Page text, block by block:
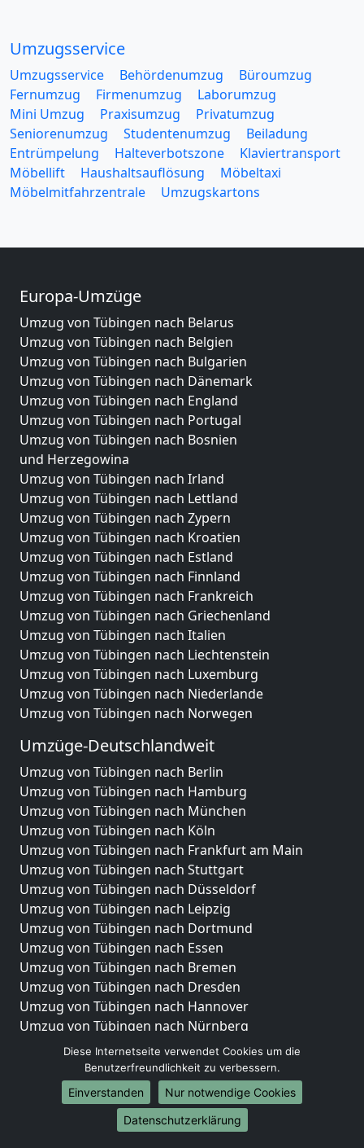
Umzugsservice
Umzugsservice Behördenumzug
Büroumzug
Fernumzug
Firmenumzug
Laborumzug
Mini Umzug
Praxisumzug
Privatumzug
Seniorenumzug
Studentenumzug
Beiladung
Entrümpelung
Halteverbotszone
Klaviertransport
Möbellift
Haushaltsauflösung
Möbeltaxi
Möbelmitfahrzentrale
Umzugskartons
Europa-Umzüge
Umzug von Tübingen nach Belarus
Umzug von Tübingen nach Belgien
Umzug von Tübingen nach Bulgarien
Umzug von Tübingen nach Dänemark
Umzug von Tübingen nach England
Umzug von Tübingen nach Portugal
Umzug von Tübingen nach Bosnien
und Herzegowina
Umzug von Tübingen nach Irland
Umzug von Tübingen nach Lettland
Umzug von Tübingen nach Zypern
Umzug von Tübingen nach Kroatien
Umzug von Tübingen nach Estland
Umzug von Tübingen nach Finnland
Umzug von Tübingen nach Frankreich
Umzug von Tübingen nach Griechenland
Umzug von Tübingen nach Italien
Umzug von Tübingen nach Liechtenstein
Umzug von Tübingen nach Luxemburg
Umzug von Tübingen nach Niederlande
Umzug von Tübingen nach Norwegen
Umzüge-Deutschlandweit
Umzug von Tübingen nach Berlin
Umzug von Tübingen nach Hamburg
Umzug von Tübingen nach München
Umzug von Tübingen nach Köln
Umzug von Tübingen nach Frankfurt am Main
Umzug von Tübingen nach Stuttgart
Umzug von Tübingen nach Düsseldorf
Umzug von Tübingen nach Leipzig
Umzug von Tübingen nach Dortmund
Umzug von Tübingen nach Essen
Umzug von Tübingen nach Bremen
Umzug von Tübingen nach Dresden
Umzug von Tübingen nach Hannover
Umzug von Tübingen nach Nürnberg
Umzug von Tübingen nach Duisburg
Umzug von Tübingen nach Bochum
Umzug von Tübingen nach Wuppertal
Umzug von Tübingen nach Bielefeld
Umzug von Tübingen nach Bonn
Diese Internetseite verwendet Cookies um die
Benutzerfreundlichkeit zu verbessern.
Einverstanden
Nur notwendige Cookies
Datenschutzerklärung